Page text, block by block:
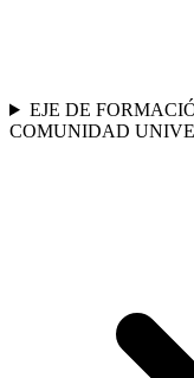
EJE DE
COMUNIDAD